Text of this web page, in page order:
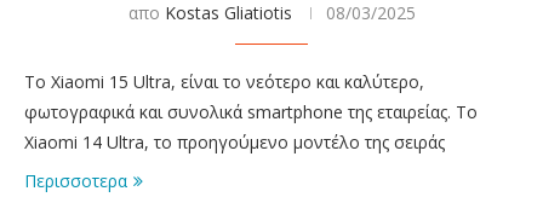
απο Kostas Gliatiotis 08/03/2025
Το Xiaomi 15 Ultra, είναι το νεότερο και καλύτερο,
φωτογραφικά και συνολικά smartphone της εταιρείας. Το
Xiaomi 14 Ultra, το προηγούμενο μοντέλο της σειράς
Περισσοτερα